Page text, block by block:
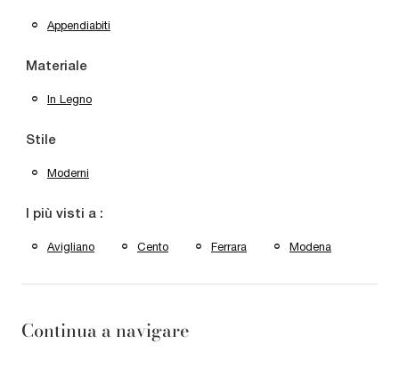
Appendiabiti
Materiale
In Legno
Stile
Moderni
I più visti a :
Avigliano Cento Ferrara Modena
Continua a navigare